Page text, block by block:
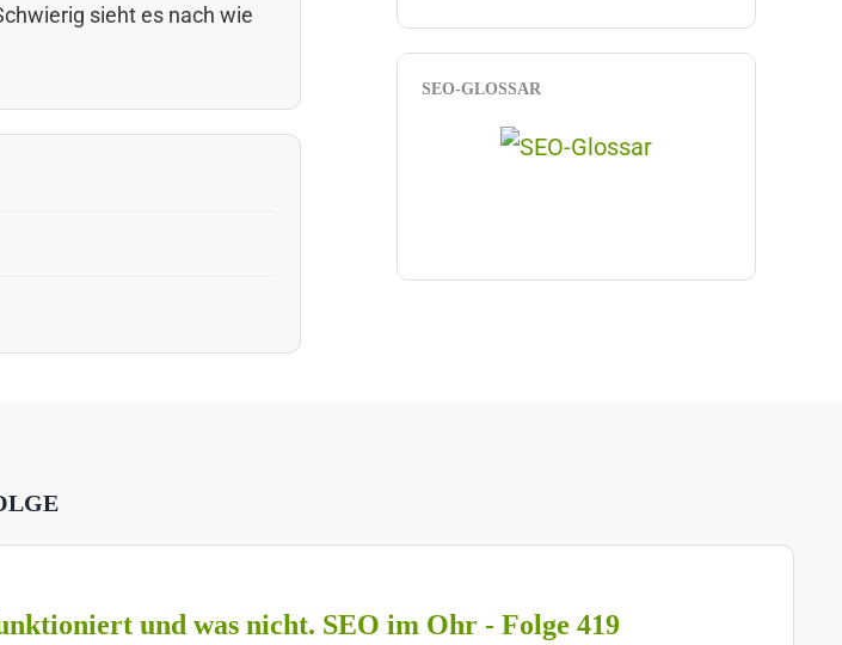
sieht es nach wie
SEO-GLOSSAR
und was nicht. SEO im Ohr - Folge 419